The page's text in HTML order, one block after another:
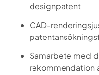
designpatent
CAD-
Samarbete med
rekommendation